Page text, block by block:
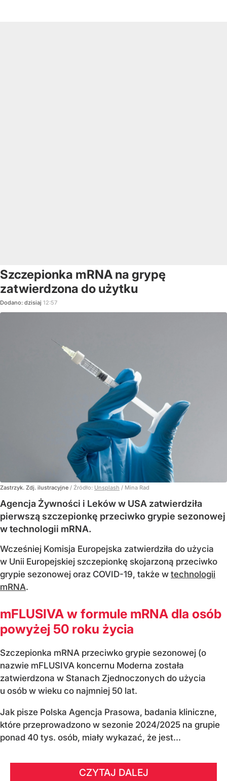
Szczepionka mRNA na grypę
zatwierdzona do użytku
Dodano: dzisiaj 12:57
Zastrzyk. Zdj. ilustracyjne / Źródło: Unsplash / Mina Rad
Agencja Żywności i Leków w USA zatwierdziła
pierwszą szczepionkę przeciwko grypie sezonowej
w technologii mRNA.
Wcześniej Komisja Europejska zatwierdziła do użycia
w Unii Europejskiej szczepionkę skojarzoną przeciwko
grypie sezonowej oraz COVID-19, także w technologii
mRNA.
mFLUSIVA w formule mRNA dla osób
powyżej 50 roku życia
Szczepionka mRNA przeciwko grypie sezonowej (o
nazwie mFLUSIVA koncernu Moderna została
zatwierdzona w Stanach Zjednoczonych do użycia
u osób w wieku co najmniej 50 lat.
Jak pisze Polska Agencja Prasowa, badania kliniczne,
które przeprowadzono w sezonie 2024/2025 na grupie
ponad 40 tys. osób, miały wykazać, że jest...
CZYTAJ DALEJ